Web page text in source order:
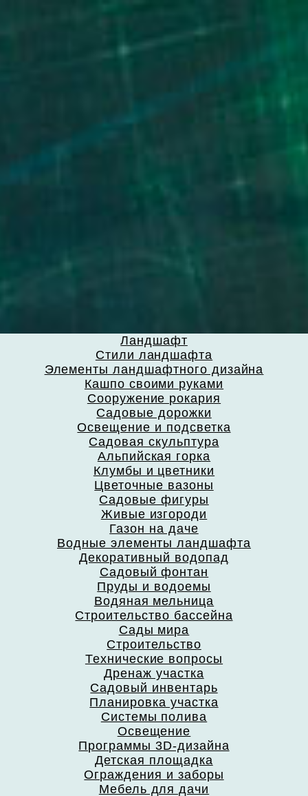
Ландшафт
Стили ландшафта
Элементы ландшафтного дизайна
Кашпо своими руками
Сооружение рокария
Садовые дорожки
Освещение и подсветка
Садовая скульптура
Альпийская горка
Клумбы и цветники
Цветочные вазоны
Садовые фигуры
Живые изгороди
Газон на даче
Водные элементы ландшафта
Декоративный водопад
Садовый фонтан
Пруды и водоемы
Водяная мельница
Строительство бассейна
Сады мира
Строительство
Технические вопросы
Дренаж участка
Садовый инвентарь
Планировка участка
Системы полива
Освещение
Программы 3D-дизайна
Детская площадка
Ограждения и заборы
Мебель для дачи